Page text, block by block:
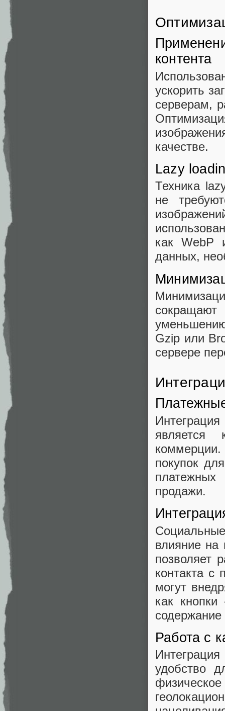
контента
ускорить
серверам,
качестве.
Lazy
Техника
не
как WebP
данных,
Gzip или
сервере
является
покупок
продажи.
влияние на
позволяет
контакта с
могут
как кнопки
содержание
Работа с
удобство